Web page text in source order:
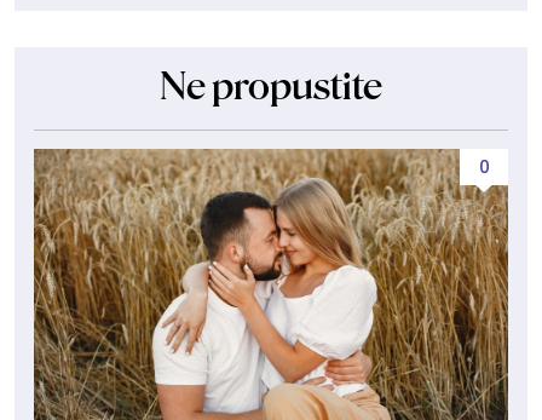
Ne propustite
0